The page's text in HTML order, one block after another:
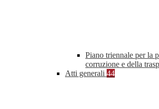
Piano triennale per la
corruzione e della
Atti generali 44